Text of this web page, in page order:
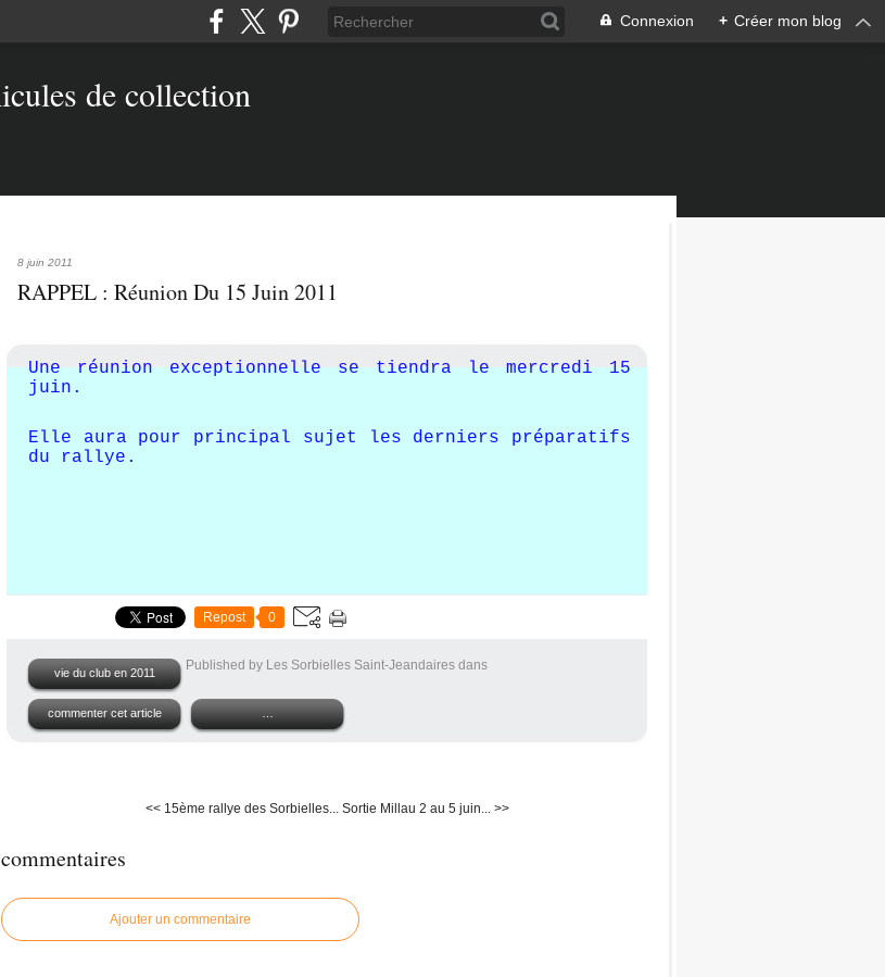
Connexion + Créer mon blog
8 juin 2011
RAPPEL : Réunion Du 15 Juin 2011
Une réunion exceptionnelle se tiendra le mercredi 15
juin.
Elle aura pour principal sujet les derniers préparatifs
du rallye.
Repost 0
Published by Les Sorbielles Saint-Jeandaires dans
vie du club en 2011
commenter cet article …
<< 15ème rallye des Sorbielles... Sortie Millau 2 au 5 juin... >>
commentaires
Ajouter un commentaire